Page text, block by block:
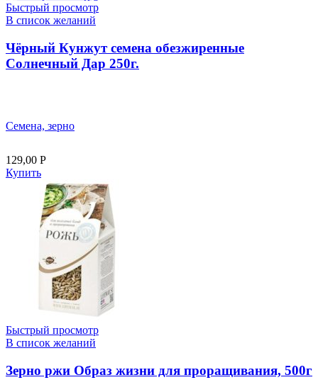
Быстрый просмотр
В список желаний
Чёрный Кунжут семена обезжиренные
Солнечный Дар 250г.
Семена, зерно
129,00 Р
Купить
Быстрый просмотр
В список желаний
Зерно ржи Образ жизни для проращивания, 500г